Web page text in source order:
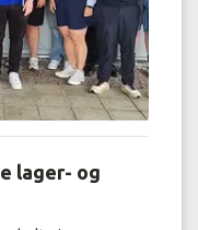
lager- og